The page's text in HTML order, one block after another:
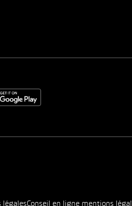
légalesConseil en ligne mentions